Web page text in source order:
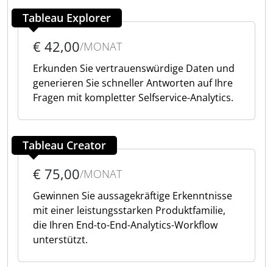
Tableau Explorer
€ 42,00/MONAT
Erkunden Sie vertrauenswürdige Daten und
generieren Sie schneller Antworten auf Ihre
Fragen mit kompletter Selfservice-Analytics.
Tableau Creator
€ 75,00/MONAT
Gewinnen Sie aussagekräftige Erkenntnisse
mit einer leistungsstarken Produktfamilie,
die Ihren End-to-End-Analytics-Workflow
unterstützt.